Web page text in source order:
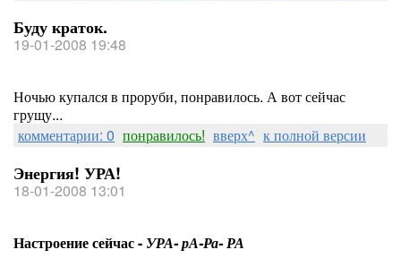
Буду краток.
19-01-2008 19:48
Ночью купался в проруби, понравилось. А вот сейчас
грущу...
комментарии: 0 понравилось! вверх^ к полной версии
Энергия! УРА!
18-01-2008 13:01
Настроение сейчас - УРА- рА-Ра- РА